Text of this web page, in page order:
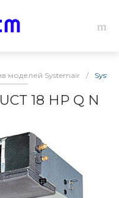
моделей Systemair /
18 HP Q N